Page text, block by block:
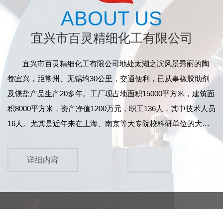
ABOUT US
宜兴市百灵精细化工有限公司
宜兴市百灵精细化工有限公司地处太湖之滨风景秀丽的陶
都宜兴，距常州、无锡均30公里，交通便利，已从事橡胶助剂
及镁盐产品生产20多年。工厂现占地面积15000平方米，建筑面
积8000平方米，资产净值1200万元，职工136人，其中技术人员
16人。尤其是近年来在上海、南京等大专院校科研单位的大力
协作和江苏鹏鹞药业有限公司的指导下，产品技术力量及质量
详细内容